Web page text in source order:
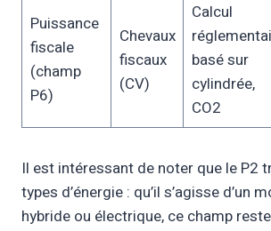
Puissance
fiscale
(champ
P6)
Chevaux
fiscaux
(CV)
Calcul
basé sur
cylindrée,
CO2
Il est intéressant de noter que le P2
types d’énergie : qu’il s’agisse d’un
hybride ou électrique, ce champ